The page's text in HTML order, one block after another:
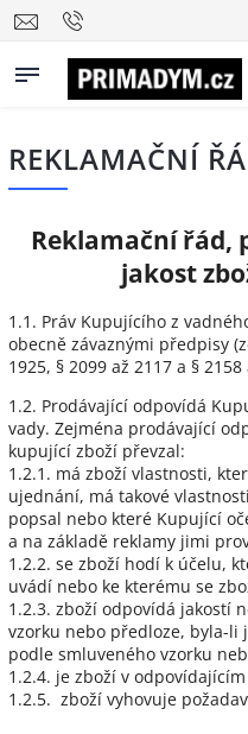
REKLAMAČNÍ
Reklamační řád,
jakost
1.1. Práv Kupujícího z
obecně závaznými předpisy
1925, § 2099 až 2117 a §
1.2. Prodávající odpovídá
vady. Zejména prodávající
kupující zboží převzal:
1.2.1. má zboží vlastnosti,
ujednání, má takové
popsal nebo které Kupující
a na základě reklamy jimi
1.2.2. se zboží hodí k účelu,
uvádí nebo ke kterému se
1.2.3. zboží odpovídá jakostí
vzorku nebo předloze, byla-li
podle smluveného vzorku
1.2.4. je zboží v
1.2.5. zboží vyhovuje